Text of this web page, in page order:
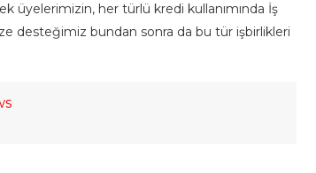
üyelerimizin, her türlü kredi kullanımında İş
desteğimiz bundan sonra da bu tür işbirlikleri